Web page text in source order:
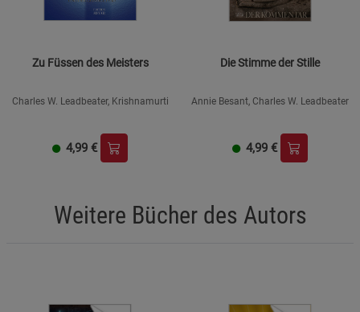
Zu Füssen des Meisters
Charles W. Leadbeater, Krishnamurti
4,99 €
Die Stimme der Stille
Annie Besant, Charles W. Leadbeater
4,99 €
Weitere Bücher des Autors